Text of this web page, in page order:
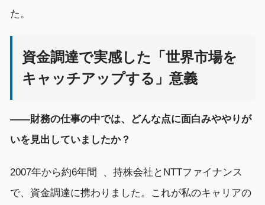
た。
資金調達で実感した「世界市場を
キャッチアップする」意義
――財務の仕事の中では、どんな点に面白みややりが
いを見出していましたか？
2007年から約6年間 、持株会社とNTTファイナンス
で、資金調達に携わりました。これが私のキャリアの